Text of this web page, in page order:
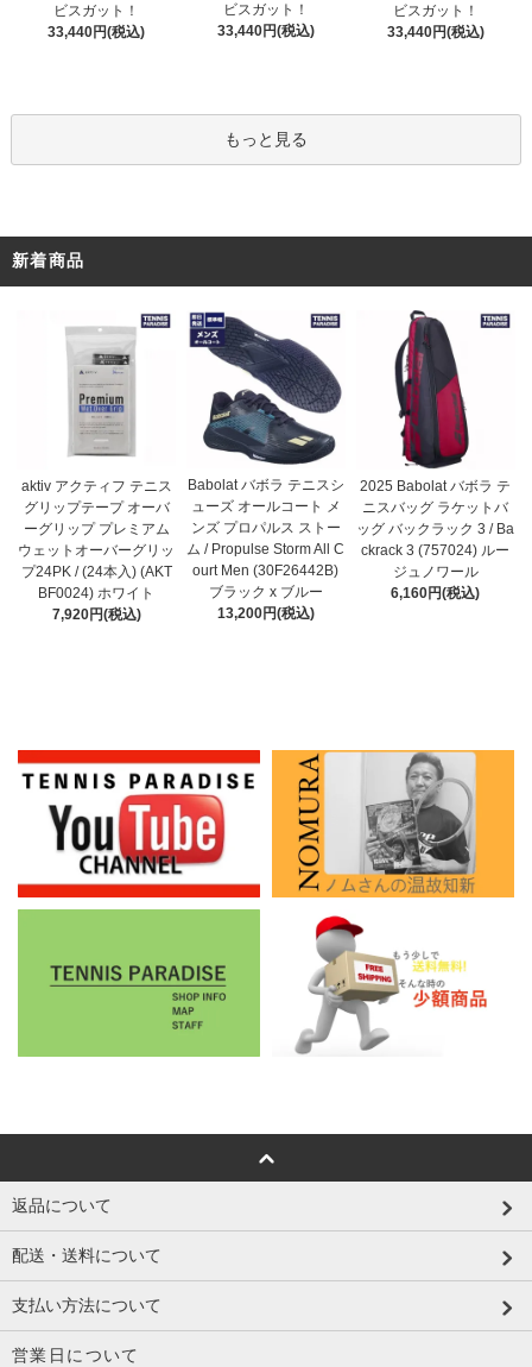
ビスガット！
33,440円(税込)
ビスガット！
33,440円(税込)
ビスガット！
33,440円(税込)
もっと見る
新着商品
aktiv アクティフ テニス
グリップテープ オーバ
ーグリップ プレミアム
ウェットオーバーグリッ
プ24PK / (24本入) (AKT
BF0024) ホワイト
7,920円(税込)
Babolat バボラ テニスシ
ューズ オールコート メ
ンズ プロパルス ストー
ム / Propulse Storm All C
ourt Men (30F26442B)
ブラック x ブルー
13,200円(税込)
2025 Babolat バボラ テ
ニスバッグ ラケットバ
ッグ バックラック 3 / Ba
ckrack 3 (757024) ルー
ジュノワール
6,160円(税込)
返品について
配送・送料について
支払い方法について
営業日について